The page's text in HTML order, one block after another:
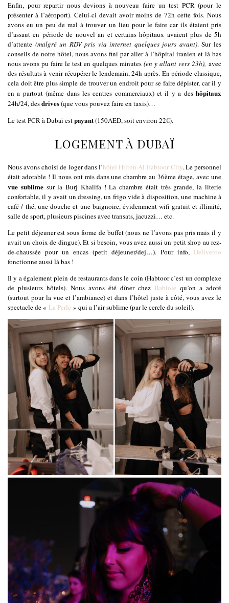
Enfin, pour repartir nous devions à nouveau faire un test PCR (pour le
présenter à l’aéroport). Celui-ci devait avoir moins de 72h cette fois. Nous
avons eu un peu de mal à trouver un lieu pour le faire car ils étaient pris
d’assaut en période de nouvel an et certains hôpitaux avaient plus de 5h
d’attente (malgré un RDV pris via internet quelques jours avant). Sur les
conseils de notre hôtel, nous avons fini par aller à l’hôpital iranien et là bas
nous avons pu faire le test en quelques minutes (en y allant vers 23h), avec
des résultats à venir récupérer le lendemain, 24h après. En période classique,
cela doit être plus simple de trouver un endroit pour se faire dépister, car il y
en a partout (même dans les centres commerciaux) et il y a des hôpitaux
24h/24, desdrives(que vous pouvez faire en taxis)…
Le test PCR à Dubaï estpayant(150AED, soit environ 22€).
LOGEMENT À DUBAÏ
Nous avons choisi de loger dans l’hôtel Hilton Al Habtoor City. Le personnel
était adorable ! Il nous ont mis dans une chambre au 36ème étage, avec une
vue sublimesur la Burj Khalifa ! La chambre était très grande, la literie
confortable, il y avait un dressing, un frigo vide à disposition, une machine à
café / thé, une douche et une baignoire, évidemment wifi gratuit et illimité,
salle de sport, plusieurs piscines avec transats, jacuzzi… etc.
Le petit déjeuner est sous forme de buffet (nous ne l’avons pas pris mais il y
avait un choix de dingue). Et si besoin, vous avez aussi un petit shop au rez-
de-chaussée pour un encas (petit déjeuner/dej…). Pour info, Deliveroo
fonctionne aussi là bas !
Il y a également plein de restaurants dans le coin (Habtoor c’est un complexe
de plusieurs hôtels). Nous avons été dîner chez Babiole qu’on a adoré
(surtout pour la vue et l’ambiance) et dans l’hôtel juste à côté, vous avez le
spectacle de « La Perle » qui a l’air sublime (par le cercle du soleil).